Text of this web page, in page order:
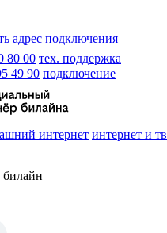
адрес подключения
80 00 тех. поддержка
49 90 подключение
интернет интернет и тв